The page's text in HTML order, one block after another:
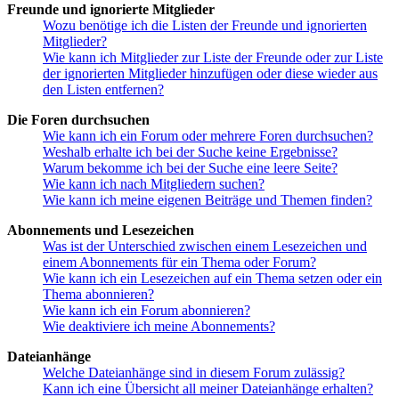
Freunde und ignorierte Mitglieder
Wozu benötige ich die Listen der Freunde und ignorierten
Mitglieder?
Wie kann ich Mitglieder zur Liste der Freunde oder zur Liste
der ignorierten Mitglieder hinzufügen oder diese wieder aus
den Listen entfernen?
Die Foren durchsuchen
Wie kann ich ein Forum oder mehrere Foren durchsuchen?
Weshalb erhalte ich bei der Suche keine Ergebnisse?
Warum bekomme ich bei der Suche eine leere Seite?
Wie kann ich nach Mitgliedern suchen?
Wie kann ich meine eigenen Beiträge und Themen finden?
Abonnements und Lesezeichen
Was ist der Unterschied zwischen einem Lesezeichen und
einem Abonnements für ein Thema oder Forum?
Wie kann ich ein Lesezeichen auf ein Thema setzen oder ein
Thema abonnieren?
Wie kann ich ein Forum abonnieren?
Wie deaktiviere ich meine Abonnements?
Dateianhänge
Welche Dateianhänge sind in diesem Forum zulässig?
Kann ich eine Übersicht all meiner Dateianhänge erhalten?